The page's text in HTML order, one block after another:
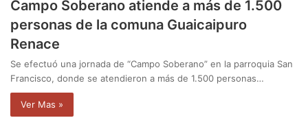
Campo Soberano atiende a más de 1.500
personas de la comuna Guaicaipuro
Renace
Se efectuó una jornada de “Campo Soberano” en la parroquia San
Francisco, donde se atendieron a más de 1.500 personas…
Ver Mas »